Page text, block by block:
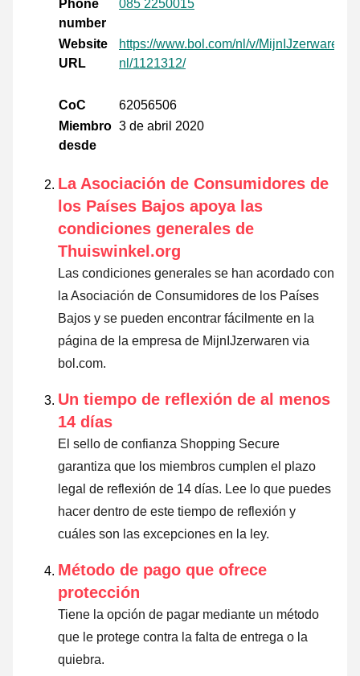
Phone
number
085 2250015
Website
URL
https://www.bol.com/nl/v/MijnIJzerwaren-
nl/1121312/
CoC
62056506
Miembro
desde
3 de abril 2020
La Asociación de Consumidores de
los Países Bajos apoya las
condiciones generales de
Thuiswinkel.org
Las condiciones generales se han acordado con
la Asociación de Consumidores de los Países
Bajos y se pueden encontrar fácilmente en la
página de la empresa de MijnIJzerwaren via
bol.com.
Un tiempo de reflexión de al menos
14 días
El sello de confianza Shopping Secure
garantiza que los miembros cumplen el plazo
legal de reflexión de 14 días. Lee lo que puedes
hacer dentro de este tiempo de reflexión y
cuáles son las excepciones en la ley.
Método de pago que ofrece
protección
Tiene la opción de pagar mediante un método
que le protege contra la falta de entrega o la
quiebra.